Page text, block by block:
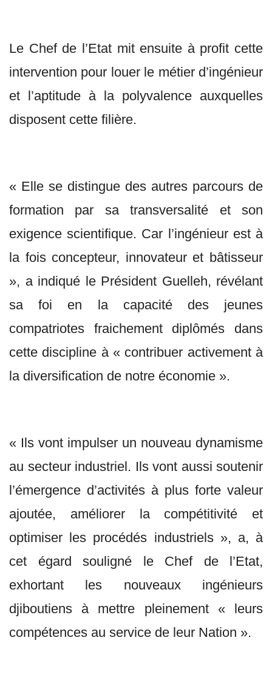
Le Chef de l’Etat mit ensuite à profit cette
intervention pour louer le métier d’ingénieur
et l’aptitude à la polyvalence auxquelles
disposent cette filière.
« Elle se distingue des autres parcours de
formation par sa transversalité et son
exigence scientifique. Car l’ingénieur est à
la fois concepteur, innovateur et bâtisseur
», a indiqué le Président Guelleh, révélant
sa foi en la capacité des jeunes
compatriotes fraichement diplômés dans
cette discipline à « contribuer activement à
la diversification de notre économie ».
« Ils vont impulser un nouveau dynamisme
au secteur industriel. Ils vont aussi soutenir
l’émergence d’activités à plus forte valeur
ajoutée, améliorer la compétitivité et
optimiser les procédés industriels », a, à
cet égard souligné le Chef de l’Etat,
exhortant les nouveaux ingénieurs
djiboutiens à mettre pleinement « leurs
compétences au service de leur Nation ».